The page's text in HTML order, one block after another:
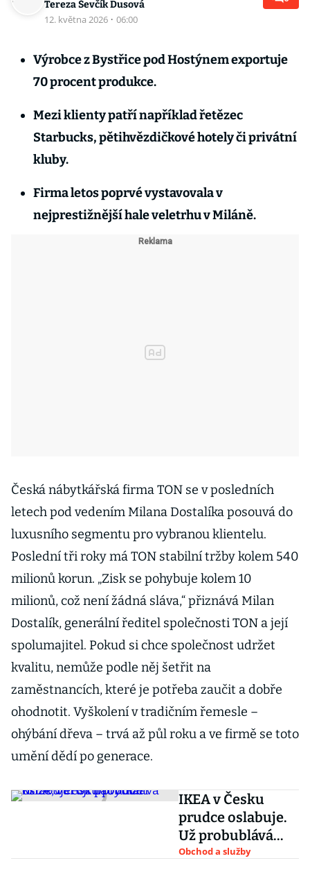
Tereza Ševčík Dusová
12. května 2026 · 06:00
Výrobce z Bystřice pod Hostýnem exportuje
70 procent produkce.
Mezi klienty patří například řetězec
Starbucks, pětihvězdičkové hotely či privátní
kluby.
Firma letos poprvé vystavovala v
nejprestižnější hale veletrhu v Miláně.
Česká nábytkářská firma TON se v posledních
letech pod vedením Milana Dostalíka posouvá do
luxusního segmentu pro vybranou klientelu.
Poslední tři roky má TON stabilní tržby kolem 540
milionů korun. „Zisk se pohybuje kolem 10
milionů, což není žádná sláva,“ přiznává Milan
Dostalík, generální ředitel společnosti TON a její
spolumajitel. Pokud si chce společnost udržet
kvalitu, nemůže podle něj šetřit na
zaměstnancích, které je potřeba zaučit a dobře
ohodnotit. Vyškolení v tradičním řemesle –
ohýbání dřeva – trvá až půl roku a ve firmě se toto
umění dědí po generace.
IKEA v Česku
prudce oslabuje.
Už probublává
krize, varují
Obchod a služby